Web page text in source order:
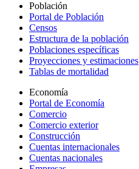
Población
Portal de Población
Censos
Estructura de la población
Poblaciones específicas
Proyecciones y estimaciones
Tablas de mortalidad
Economía
Portal de Economía
Comercio
Comercio exterior
Construcción
Cuentas internacionales
Cuentas nacionales